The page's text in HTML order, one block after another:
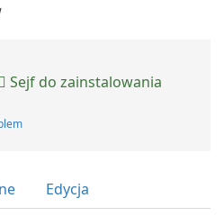
Sejf do zainstalowania
Edycja